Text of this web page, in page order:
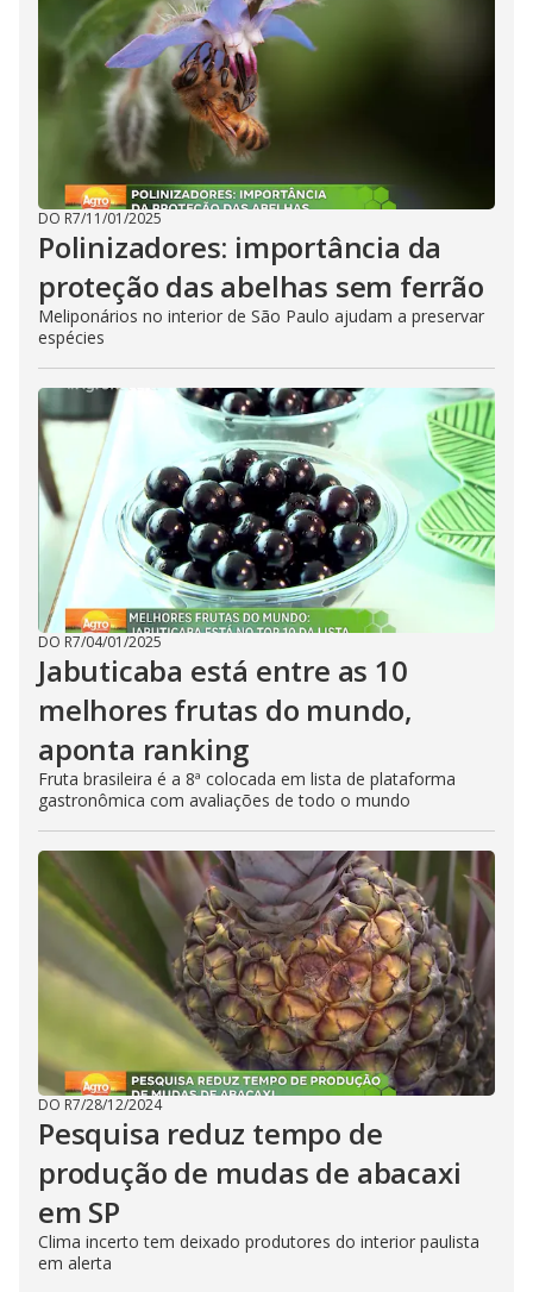
DO R7/11/01/2025
Polinizadores: importância da
proteção das abelhas sem ferrão
Meliponários no interior de São Paulo ajudam a preservar
espécies
DO R7/04/01/2025
Jabuticaba está entre as 10
melhores frutas do mundo,
aponta ranking
Fruta brasileira é a 8ª colocada em lista de plataforma
gastronômica com avaliações de todo o mundo
DO R7/28/12/2024
Pesquisa reduz tempo de
produção de mudas de abacaxi
em SP
Clima incerto tem deixado produtores do interior paulista
em alerta